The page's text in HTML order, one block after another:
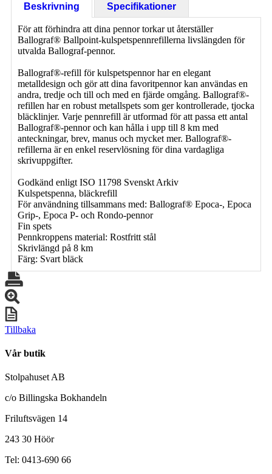
Beskrivning
Specifikationer
För att förhindra att dina pennor torkar ut återställer
Ballograf® Ballpoint-kulspetspennrefillerna livslängden för
utvalda Ballograf-pennor.
Ballograf®-refill för kulspetspennor har en elegant
metalldesign och gör att dina favoritpennor kan användas en
andra, tredje och till och med en fjärde omgång. Ballograf®-
refillen har en robust metallspets som ger kontrollerade, tjocka
bläcklinjer. Varje pennrefill är utformad för att passa ett antal
Ballograf®-pennor och kan hålla i upp till 8 km med
anteckningar, brev, manus och mycket mer. Ballograf®-
refillerna är en enkel reservlösning för dina vardagliga
skrivuppgifter.
Godkänd enligt ISO 11798 Svenskt Arkiv
Kulspetspenna, bläckrefill
För användning tillsammans med: Ballograf® Epoca-, Epoca
Grip-, Epoca P- och Rondo-pennor
Fin spets
Pennkroppens material: Rostfritt stål
Skrivlängd på 8 km
Färg: Svart bläck
Tillbaka
Vår butik
Stolpahuset AB
c/o Billingska Bokhandeln
Friluftsvägen 14
243 30 Höör
Tel: 0413-690 66